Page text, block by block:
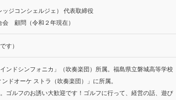
ジコンシェルジェ） 代表取締役
会 顧問（令和２年現在）
す）
ンドシンフォニカ」（吹奏楽団）所属。福島県立磐城高等学校
ドオーケ ストラ（吹奏楽団）」に所属。
ゴルフのお誘い大歓迎です！ゴルフに行って、経営の話、遊び